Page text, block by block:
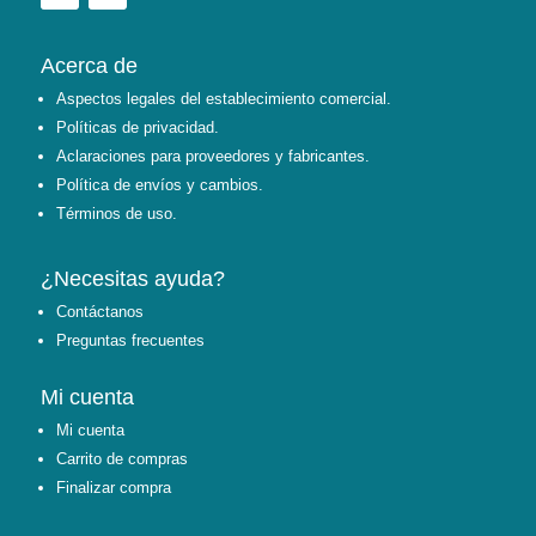
Acerca de
Aspectos legales del establecimiento comercial.
Políticas de privacidad.
Aclaraciones para proveedores y fabricantes.
Política de envíos y cambios.
Términos de uso.
¿Necesitas ayuda?
Contáctanos
Preguntas frecuentes
Mi cuenta
Mi cuenta
Carrito de compras
Finalizar compra